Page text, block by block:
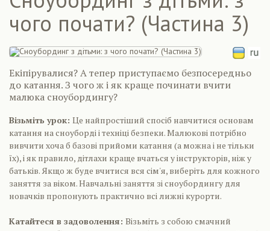
чого почати? (Частина 3)
Екіпірувалися? А тепер приступаємо безпосередньо
до катання. З чого ж і як краще починати вчити
малюка сноубордингу?
Візьміть урок: Це найпростіший спосіб навчитися основам
катання на сноуборді і техніці безпеки. Малюкові потрібно
вивчити хоча б базові прийоми катання (а можна і не тільки
їх), і як правило, дітлахи краще вчаться у інструкторів, ніж у
батьків. Якщо ж буде вчитися вся сім'я, виберіть для кожного
заняття за віком. Навчальні заняття зі сноубордингу для
новачків пропонують практично всі лижні курорти.
Катайтеся в задоволення: Візьміть з собою смачний